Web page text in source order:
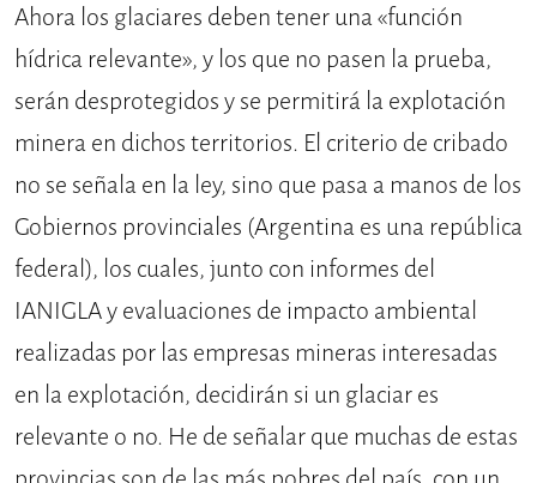
Ahora los glaciares deben tener una «función
hídrica relevante», y los que no pasen la prueba,
serán desprotegidos y se permitirá la explotación
minera en dichos territorios. El criterio de cribado
no se señala en la ley, sino que pasa a manos de los
Gobiernos provinciales (Argentina es una república
federal), los cuales, junto con informes del
IANIGLA y evaluaciones de impacto ambiental
realizadas por las empresas mineras interesadas
en la explotación, decidirán si un glaciar es
relevante o no. He de señalar que muchas de estas